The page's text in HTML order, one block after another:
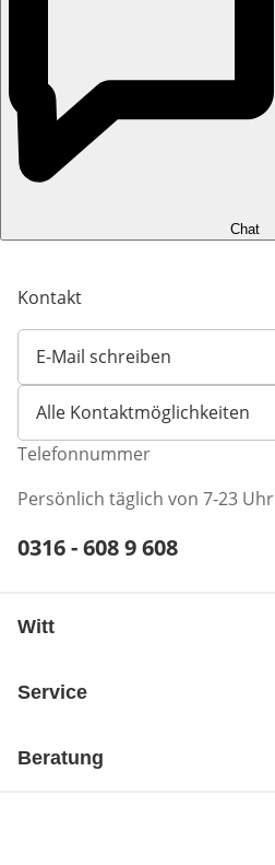
Chat
Kontakt
E-Mail schreiben
Öffnet E-Mail-Client
Alle Kontaktmöglichkeiten
Telefonnummer
Persönlich täglich von 7-23 Uhr
Telefonnummer:
0316 - 608 9 608
Witt
Service
Beratung